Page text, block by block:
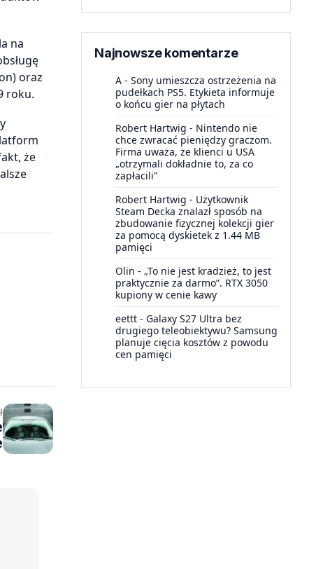
na
oraz
roku.
że
Najnowsze komentarze
A - Sony umieszcza ostrzeżenia na
pudełkach PS5. Etykieta informuje
o końcu gier na płytach
Robert Hartwig - Nintendo nie
chce zwracać pieniędzy graczom.
Firma uważa, że klienci u USA
„otrzymali dokładnie to, za co
zapłacili”
Robert Hartwig - Użytkownik
Steam Decka znalazł sposób na
zbudowanie fizycznej kolekcji gier
za pomocą dyskietek z 1.44 MB
pamięci
Olin - „To nie jest kradzież, to jest
praktycznie za darmo”. RTX 3050
kupiony w cenie kawy
eettt - Galaxy S27 Ultra bez
drugiego teleobiektywu? Samsung
planuje cięcia kosztów z powodu
cen pamięci